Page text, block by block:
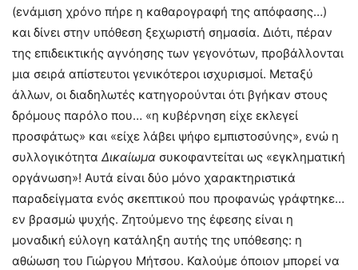
(ενάμιση χρόνο πήρε η καθαρογραφή της απόφασης…)
και δίνει στην υπόθεση ξεχωριστή σημασία. Διότι, πέραν
της επιδεικτικής αγνόησης των γεγονότων, προβάλλονται
μια σειρά απίστευτοι γενικότεροι ισχυρισμοί. Μεταξύ
άλλων, οι διαδηλωτές κατηγορούνται ότι βγήκαν στους
δρόμους παρόλο που… «η κυβέρνηση είχε εκλεγεί
προσφάτως» και «είχε λάβει ψήφο εμπιστοσύνης», ενώ η
συλλογικότητα Δικαίωμα συκοφαντείται ως «εγκληματική
οργάνωση»! Αυτά είναι δύο μόνο χαρακτηριστικά
παραδείγματα ενός σκεπτικού που προφανώς γράφτηκε…
εν βρασμώ ψυχής. Ζητούμενο της έφεσης είναι η
μοναδική εύλογη κατάληξη αυτής της υπόθεσης: η
αθώωση του Γιώργου Μήτσου. Καλούμε όποιον μπορεί να